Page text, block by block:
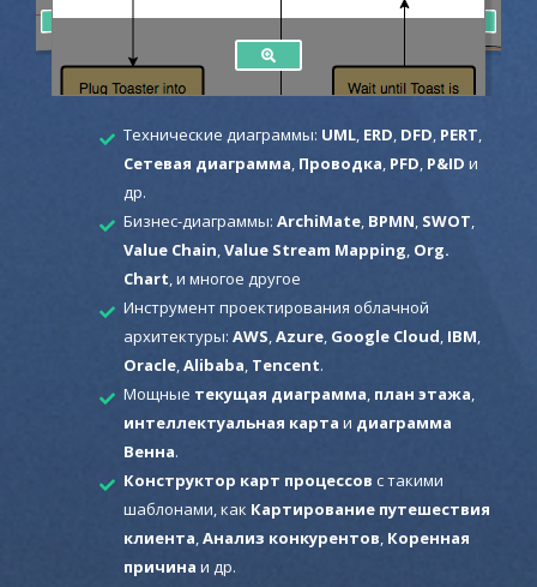
Технические диаграммы: UML, ERD DFD PERT
Сетевая диаграмма Проводка PFD P&ID и
др.
Бизнес-диаграммы: ArchiMate, BPMN SWOT
Value Chain Value Stream Mapping Org.
Chart , и многое другое
Инструмент проектирования облачной
архитектуры: AWS Azure, Google Cloud IBM
Oracle, Alibaba Tencent.
Мощные текущая диаграмма план этажа
интеллектуальная карта и диаграмма
Венна.
Конструктор карт процессов с такими
шаблонами, как Картирование путешествия
клиента Анализ конкурентов Коренная
причина и др.